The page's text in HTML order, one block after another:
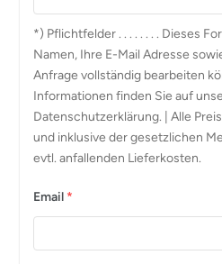
*) Pflichtfelder . . . . . . . . Dieses
Namen, Ihre E-Mail Adresse
Anfrage vollständig bearbeiten
Informationen finden Sie auf
Datenschutzerklärung. | Alle
und inklusive der gesetzlichen
evtl. anfallenden Lieferkosten.
Email *